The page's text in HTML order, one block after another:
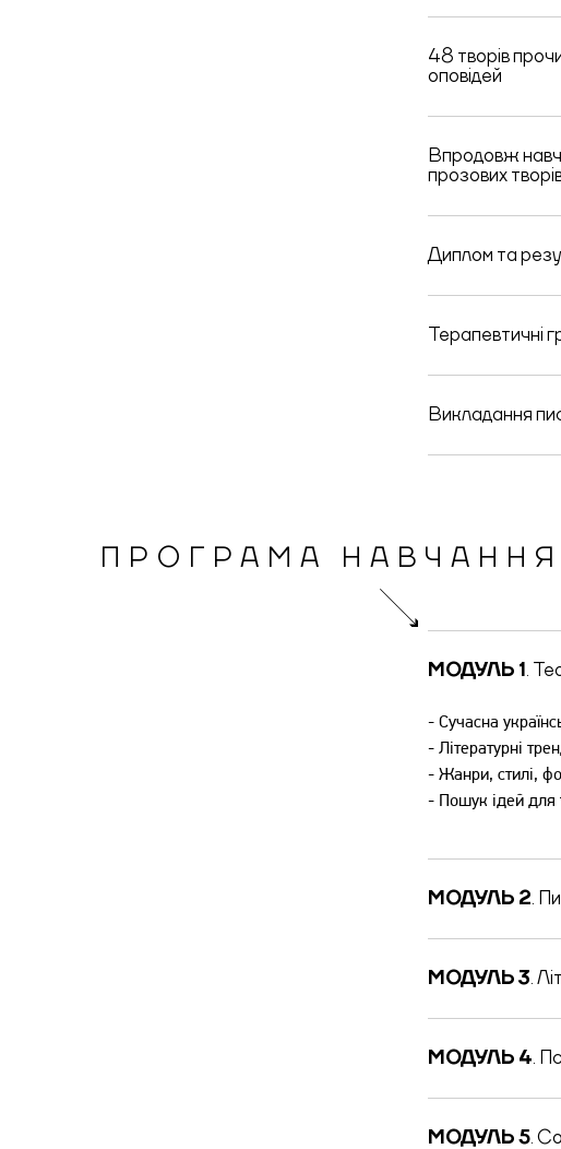
48 творів
оповідей
Впродовж
прозових
Диплом та
Терапевтичні
Викладання
ПРОГРАМА НАВЧАННЯ
МОДУЛЬ 1 .
- Сучасна
- Літературні
- Жанри, стилі,
- Пошук ідей для
МОДУЛЬ 2.
МОДУЛЬ 3.
МОДУЛЬ 4.
МОДУЛЬ 5.